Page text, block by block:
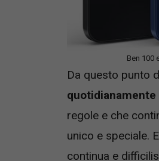
Ben 100
Da questo punto
regole e che
unico e speciale.
continua e